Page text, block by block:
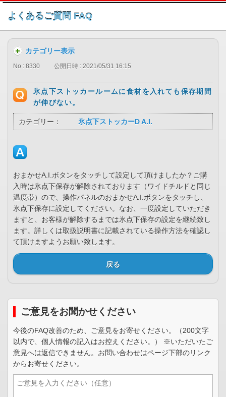
このページの本文へ
よくあるご質問 FAQ
カテゴリー表示
No : 8330 公開日時 : 2021/05/31 16:15
氷点下ストッカールームに食材を入れても保存期間
が伸びない。
カテゴリー： 氷点下ストッカーD A.I.
おまかせA.I.ボタンをタッチして設定して頂けましたか？ご購
入時は氷点下保存が解除されております（ワイドチルドと同じ
温度帯）ので、操作パネルのおまかせA.I.ボタンをタッチし、
氷点下保存に設定してください。なお、一度設定していただき
ますと、お客様が解除するまでは氷点下保存の設定を継続致し
ます。詳しくは取扱説明書に記載されている操作方法を確認し
て頂けますようお願い致します。
戻る
ご意見をお聞かせください
今後のFAQ改善のため、ご意見をお寄せください。（200文字
以内で、個人情報の記入はお控えください。） ※いただいたご
意見へは返信できません。お問い合わせはページ下部のリンク
からお寄せください。